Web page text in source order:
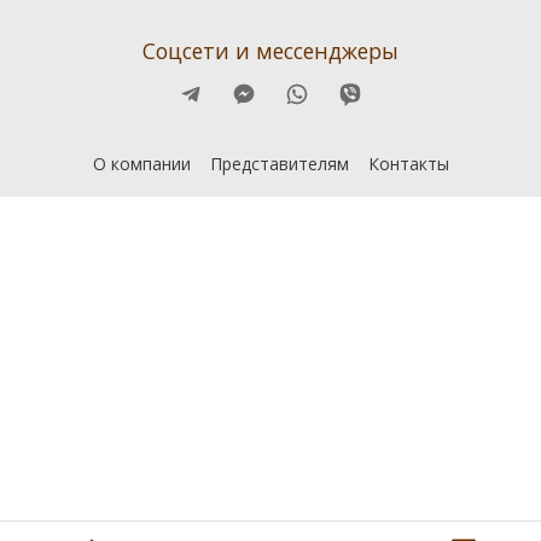
Соцсети и мессенджеры
О компании Представителям Контакты